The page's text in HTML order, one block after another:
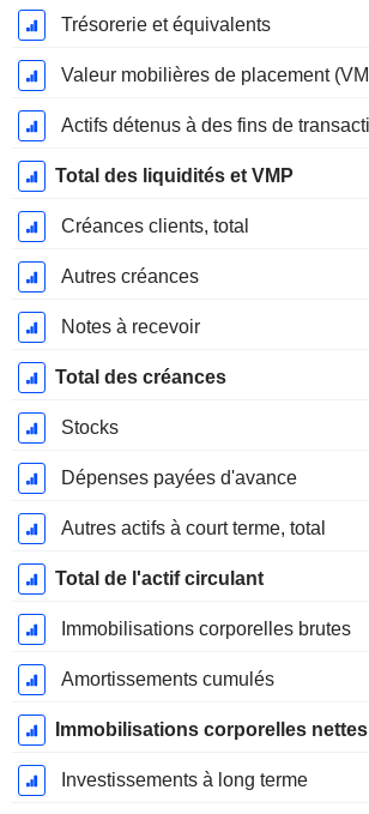
Décembre
Trésorerie et équivalents
Total des liquidités et VMP
Créances clients, total
Autres créances
Notes à recevoir
Total des créances
Stocks
Dépenses payées d'avance
Autres actifs à court terme, total
Total de l'actif circulant
Immobilisations corporelles brutes
Amortissements cumulés
Immobilisations corporelles nettes
Investissements à long terme